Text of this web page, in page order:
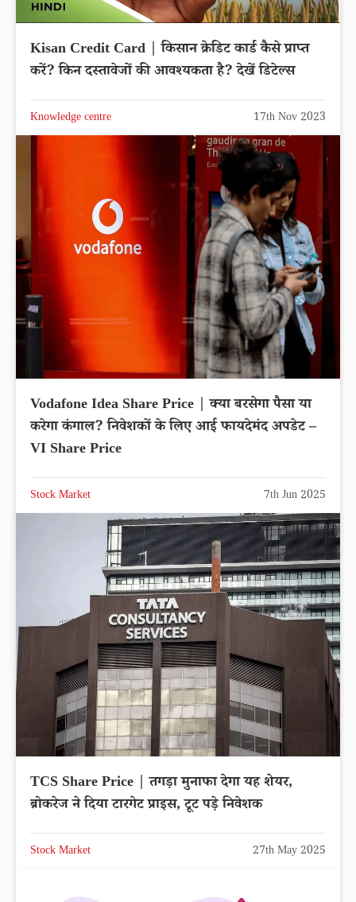
Kisan Credit Card | किसान क्रेडिट कार्ड कैसे प्राप्त
करें? किन दस्तावेजों की आवश्यकता है? देखें डिटेल्स
Knowledge centre 17th Nov 2023
Vodafone Idea Share Price | क्या बरसेगा पैसा या
करेगा कंगाल? निवेशकों के लिए आई फायदेमंद अपडेट –
VI Share Price
Stock Market 7th Jun 2025
TCS Share Price | तगड़ा मुनाफा देगा यह शेयर,
ब्रोकरेज ने दिया टारगेट प्राइस, टूट पड़े निवेशक
Stock Market 27th May 2025